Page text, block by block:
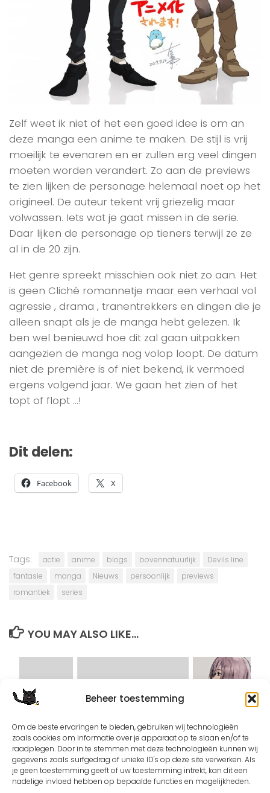
Beheer toestemming
Om de beste ervaringen te bieden, gebruiken wij technologieën
zoals cookies om informatie over je apparaat op te slaan en/of te
raadplegen. Door in te stemmen met deze technologieën kunnen wij
gegevens zoals surfgedrag of unieke ID's op deze site verwerken. Als
je geen toestemming geeft of uw toestemming intrekt, kan dit een
nadelige invloed hebben op bepaalde functies en mogelijkheden.
Zelf weet ik niet of het een goed idee is om an
deze manga een anime te maken. De stijl is vrij
moeilijk te evenaren en er zullen erg veel dingen
moeten worden verandert. Zo aan de previews
te zien lijken de personage helemaal noet op het
origineel. De auteur tekent vrij griezelig maar
volwassen. Iets wat je gaat missen in de serie.
Daar lijken de personage op tieners terwijl ze ze
al in de 20 zijn.
Het genre spreekt misschien ook niet zo aan. Het
is geen Cliché romannetje maar een verhaal vol
agressie , drama , tranentrekkers en dingen die je
alleen snapt als je de manga hebt gelezen. Ik
ben wel benieuwd hoe dit zal gaan uitpakken
aangezien de manga nog volop loopt. De datum
niet de première is of niet bekend, ik vermoed
ergens volgend jaar. We gaan het zien of het
topt of flopt …!
Dit delen:
Facebook X
Tags: actie anime blogs bovennatuurlijk
Devils line
fantasie
manga Nieuws persoonlijk
previews
romantiek
series
YOU MAY ALSO LIKE...
De Water Draak en zijn
Bruid?!
Shingeki No
tweede OVA: Lost
updates